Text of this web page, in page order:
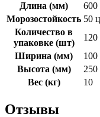
Длина (мм)
600
Морозостойкость 50
Количество в
упаковке (шт)
120
Ширина (мм)
100
Высота (мм)
250
Вес (кг)
10
Отзывы